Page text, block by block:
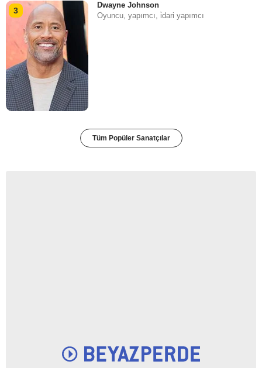
3
Dwayne Johnson
Oyuncu, yapımcı, i̇dari yapımcı
Tüm Popüler Sanatçılar